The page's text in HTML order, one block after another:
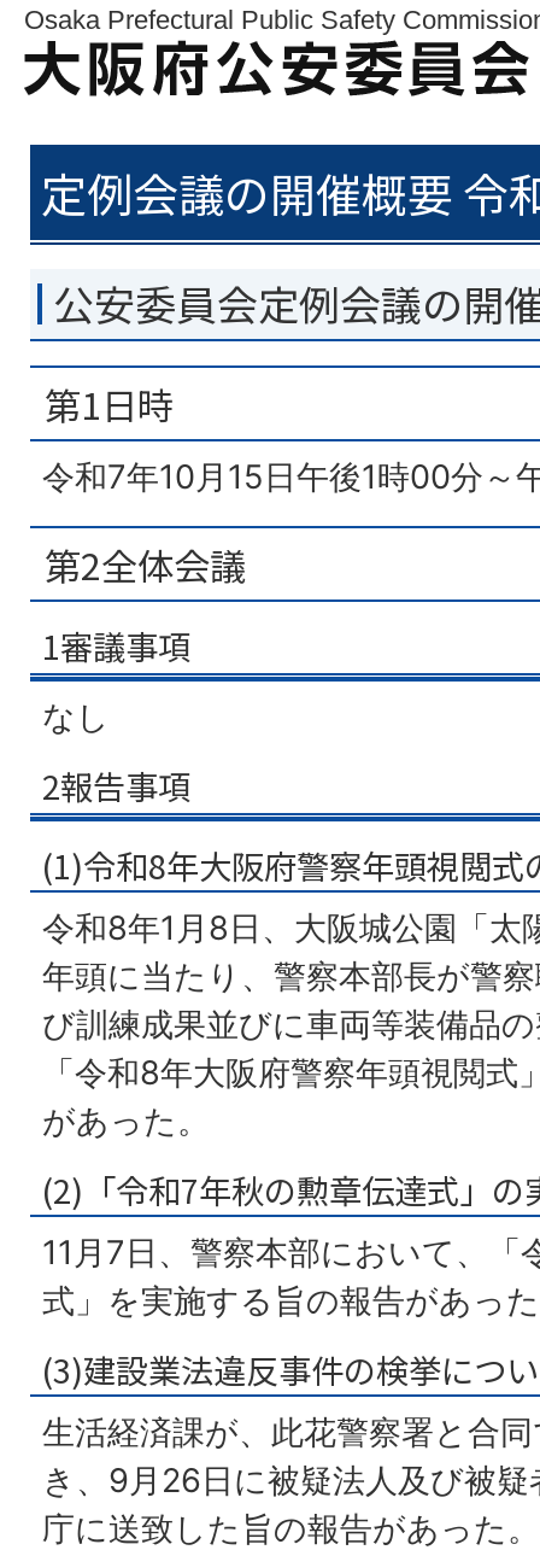
Osaka Prefectural Public Safety
定例会議の開催概要 令
公安委員会定例会議の開
第1日時
令和7年10月15日午後1時00分～
第2全体会議
1審議事項
なし
2報告事項
(1)令和8年大阪府警察年頭視閲式
令和8年1月8日、大阪城公園「太
年頭に当たり、警察本部長が警
び訓練成果並びに車両等装備品
「令和8年大阪府警察年頭視閲
があった。
(2)「令和7年秋の勲章伝達式」の
11月7日、警察本部において、「
式」を実施する旨の報告があっ
(3)建設業法違反事件の検挙につ
生活経済課が、此花警察署と合
き、9月26日に被疑法人及び被
庁に送致した旨の報告があった。